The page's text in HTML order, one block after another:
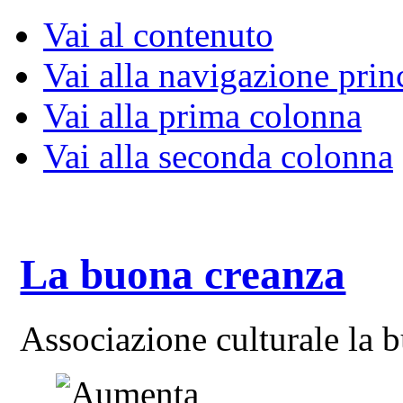
Vai al contenuto
Vai alla navigazione
Vai alla prima colonna
Vai alla seconda colonna
La buona creanza
Associazione culturale la